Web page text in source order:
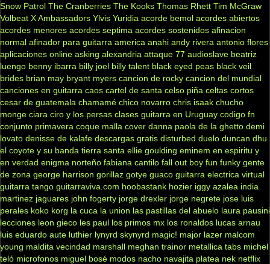
Snow Patrol The Cranberries The Kooks Thomas Rhett Tim McGraw
Volbeat X Ambassadors Ylvis Yuridia acorde bemol acordes abiertos
acordes menores acordes septima acordes sostenidos afinacion
normal afinador para guitarra america anahi andy rivera antonio flores
aplicaciones online asking alexandria attaque 77 audioslave beatriz
luengo benny ibarra billy joel billy talent black eyed peas black veil
brides brian may bryant myers cancion de rocky cancion del mundial
canciones en guitarra caos cartel de santa celso piña celtas cortos
cesar de guatemala chamamé chico novarro chris isaak chucho
monge ciara ciro y los persas clases guitarra en Uruguay codigo fn
conjunto primavera coque malla cover danna paola de la ghetto demi
lovato denisse de kalafe descargas gratis disturbed duelo duncan dhu
el coyote y su banda tierra santa ellie goulding eminem en espiritu y
en verdad enigma norteño fabiana cantilo fall out boy fun funky gente
de zona george harrison gorillaz gotye guaco guitarra electrica virtual
guitarra tango guitarraviva.com hoobastank hozier iggy azalea india
martinez jaguares john fogerty jorge drexler jorge negrete jose luis
perales koko korg la cuca la union las pastillas del abuelo laura pausini
lecciones leon gieco les paul los primos mx los ronaldos lucas arnau
luis eduardo aute luthier lynyrd skynyrd magic! major lazer malcom
young maldita vecindad marshall meghan trainor metallica tabs michel
teló microfonos miguel bosé modos nacho navajita platea nek netflix